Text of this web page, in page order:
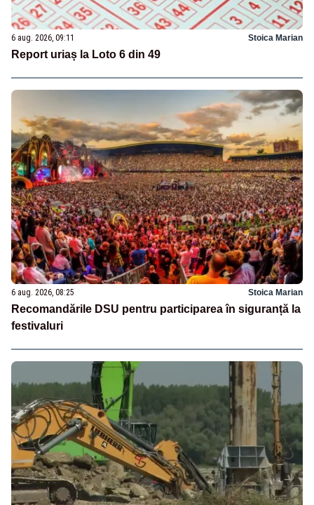
6 aug. 2026, 09:11 Stoica Marian
Report uriaș la Loto 6 din 49
6 aug. 2026, 08:25 Stoica Marian
Recomandările DSU pentru participarea în siguranță la
festivaluri